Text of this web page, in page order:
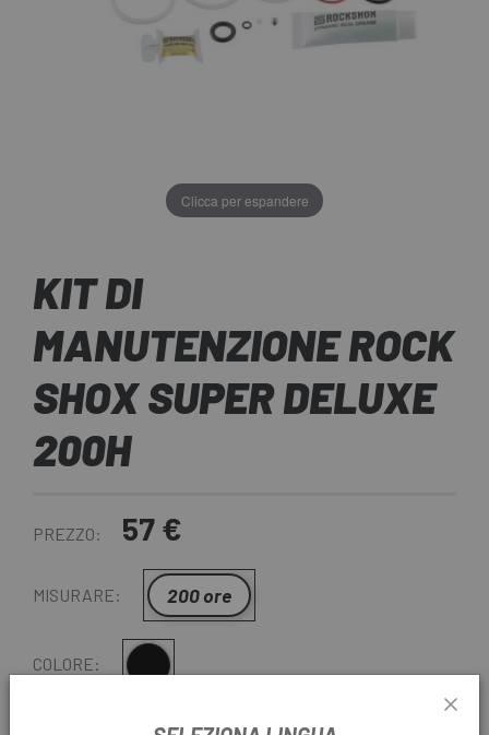
Clicca per espandere
KIT DI
MANUTENZIONE ROCK
SHOX SUPER DELUXE
200H
PREZZO: 57 €
MISURARE: 200 ore
COLORE: Multiplo
DX7200.4315.032.617